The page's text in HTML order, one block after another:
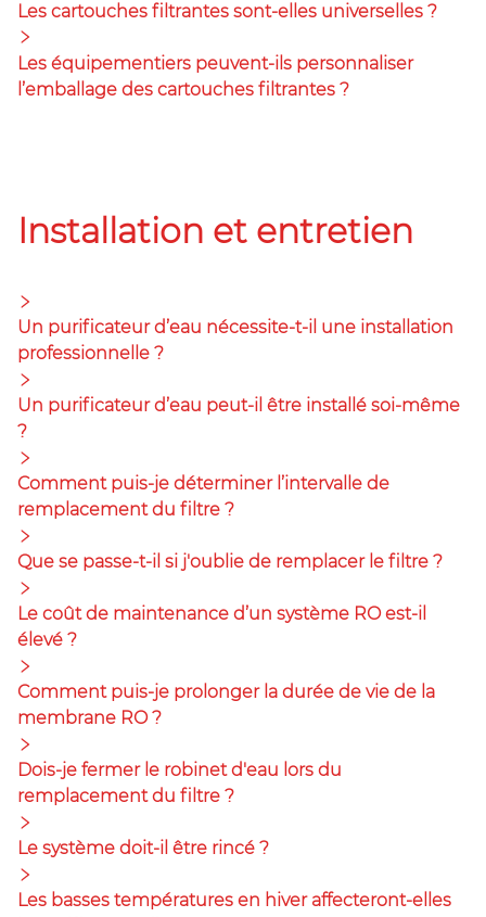
Les cartouches filtrantes sont-elles universelles ?
Les équipementiers peuvent-ils personnaliser
l’emballage des cartouches filtrantes ?
Installation et entretien
Un purificateur d’eau nécessite-t-il une installation
professionnelle ?
Un purificateur d’eau peut-il être installé soi-même
?
Comment puis-je déterminer l’intervalle de
remplacement du filtre ?
Que se passe-t-il si j'oublie de remplacer le filtre ?
Le coût de maintenance d’un système RO est-il
élevé ?
Comment puis-je prolonger la durée de vie de la
membrane RO ?
Dois-je fermer le robinet d'eau lors du
remplacement du filtre ?
Le système doit-il être rincé ?
Les basses températures en hiver affecteront-elles